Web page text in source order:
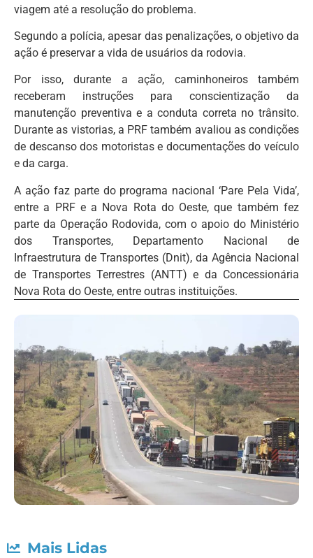
viagem até a resolução do problema.
Segundo a polícia, apesar das penalizações, o objetivo da
ação é preservar a vida de usuários da rodovia.
Por isso, durante a ação, caminhoneiros também
receberam instruções para conscientização da
manutenção preventiva e a conduta correta no trânsito.
Durante as vistorias, a PRF também avaliou as condições
de descanso dos motoristas e documentações do veículo
e da carga.
A ação faz parte do programa nacional ‘Pare Pela Vida’,
entre a PRF e a Nova Rota do Oeste, que também fez
parte da Operação Rodovida, com o apoio do Ministério
dos Transportes, Departamento Nacional de
Infraestrutura de Transportes (Dnit), da Agência Nacional
de Transportes Terrestres (ANTT) e da Concessionária
Nova Rota do Oeste, entre outras instituições.
Mais Lidas